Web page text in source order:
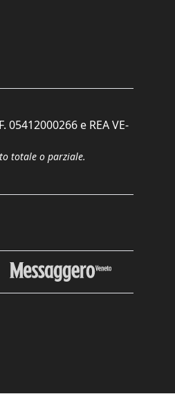
e REA VE-
totale o parziale.